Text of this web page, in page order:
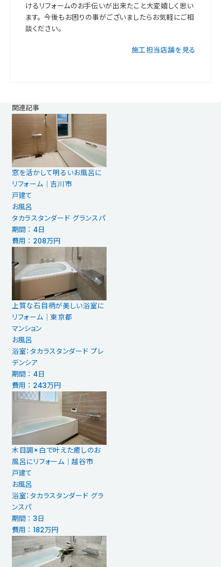
けるリフォームのお手伝いが出来たこと大変嬉しく思い
ます。 今後もお困りの事がございましたらお気軽にご相
談ください。
施工担当店舗を見る
関連記事
窓を活かして明るいお風呂に
リフォーム│吉川市
戸建て
お風呂
タカラスタンダード グランスパ
期間 ： 4日
費用 ： 208万円
上質な石目柄が美しい浴室に
リフォーム｜東京都
マンション
お風呂
浴室：タカラスタンダード プレ
デンシア
期間 ： 4日
費用 ： 243万円
木目調×白で叶えた癒しのお
風呂にリフォーム｜越谷市
戸建て
お風呂
浴室：タカラスタンダード グラ
ンスパ
期間 ： 3日
費用 ： 182万円